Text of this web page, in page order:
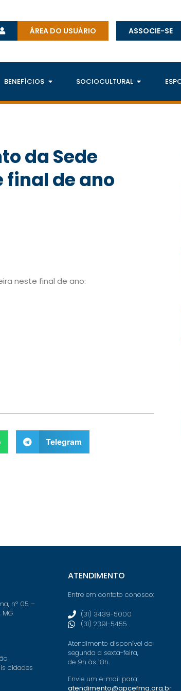
ÁREA DO USUÁRIO ASSOCIE-SE
BENEFÍCIOS SOCIOCULTURAL
da Sede
final de ano
neste final de ano:
Telegram
nº 05 –
MG
cidades
ATENDIMENTO
Entre em contato conosco:
(31) 3439-5000
(31) 2391-5455
Atendimento disponível de
segunda a sexta-feira,
de 9h às 18h.
Envie um e-mail para:
atendimento@apcefmg.org.br